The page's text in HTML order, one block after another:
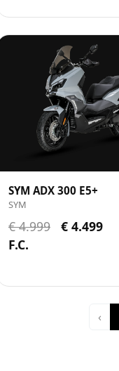
SYM ADX 300 E5+
SYM
€ 4.999
€ 4.499
F.C.
‹